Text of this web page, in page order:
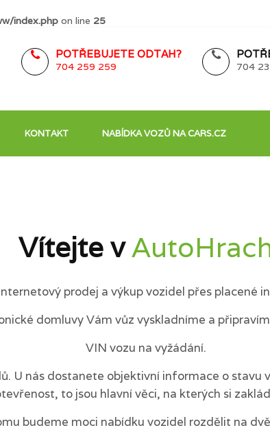
index.php on line 25
POTŘEBUJETE ODTAH?
704 259 259 704
KONTAKT NABÍDKA VOZŮ NA CARS.CZ
Vítejte v
prodej a výkup vozidel přes placené
domluvy Vám vůz vyskladníme a
VIN vozu na vyžádání.
U nás dostanete objektivní informace o
to jsou hlavní věci, na kterých si
budeme moci nabídku vozidel rozdělit na